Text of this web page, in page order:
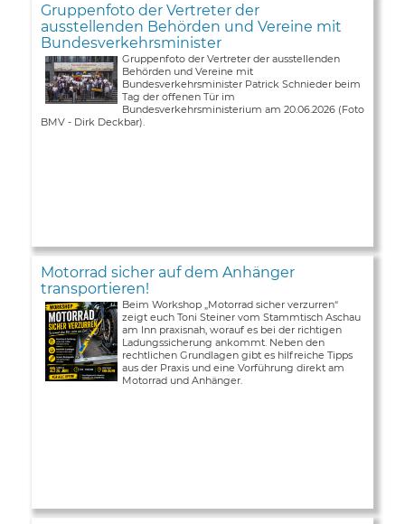
Gruppenfoto der Vertreter der
ausstellenden Behörden und Vereine mit
Bundesverkehrsminister
Gruppenfoto der Vertreter der ausstellenden
Behörden und Vereine mit
Bundesverkehrsminister Patrick Schnieder beim
Tag der offenen Tür im
Bundesverkehrsministerium am 20.06.2026 (Foto
BMV - Dirk Deckbar).
Motorrad sicher auf dem Anhänger
transportieren!
Beim Workshop „Motorrad sicher verzurren“
zeigt euch Toni Steiner vom Stammtisch Aschau
am Inn praxisnah, worauf es bei der richtigen
Ladungssicherung ankommt. Neben den
rechtlichen Grundlagen gibt es hilfreiche Tipps
aus der Praxis und eine Vorführung direkt am
Motorrad und Anhänger.